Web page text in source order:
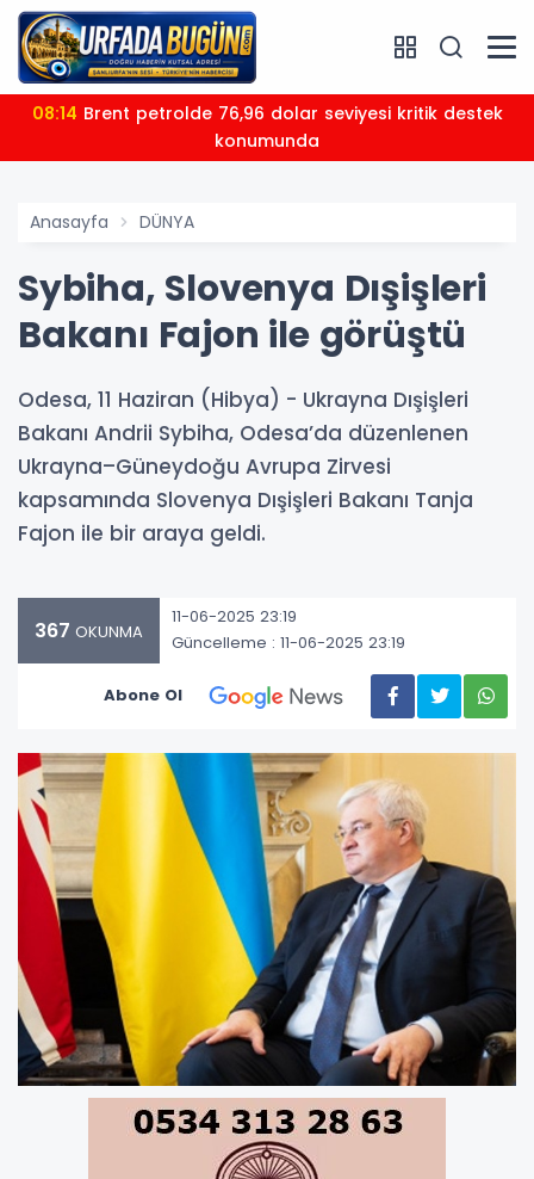
08:14
konumunda
Anasayfa DÜNYA
Sybiha, Slovenya Dışişleri
Bakanı Fajon ile görüştü
Odesa, 11 Haziran (Hibya) - Ukrayna Dışişleri
Bakanı Andrii Sybiha, Odesa’da düzenlenen
Ukrayna–Güneydoğu Avrupa Zirvesi
kapsamında Slovenya Dışişleri Bakanı Tanja
Fajon ile bir araya geldi.
367 OKUNMA
11-06-2025 23:19
Güncelleme : 11-06-2025 23:19
Abone Ol